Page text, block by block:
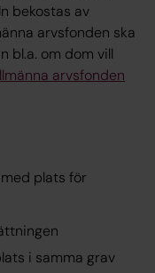
bekostas av
arvsfonden ska
bl.a. om dom vill
arvsfonden
plats för
i samma grav